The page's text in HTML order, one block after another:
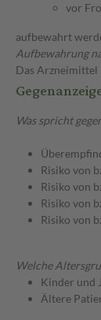
vor
aufbewahrt
Aufbewahrung
Das Arzneimittel
Was spricht
Risiko von
Risiko von
Risiko von
Risiko von
Welche
Kinder und
Ältere